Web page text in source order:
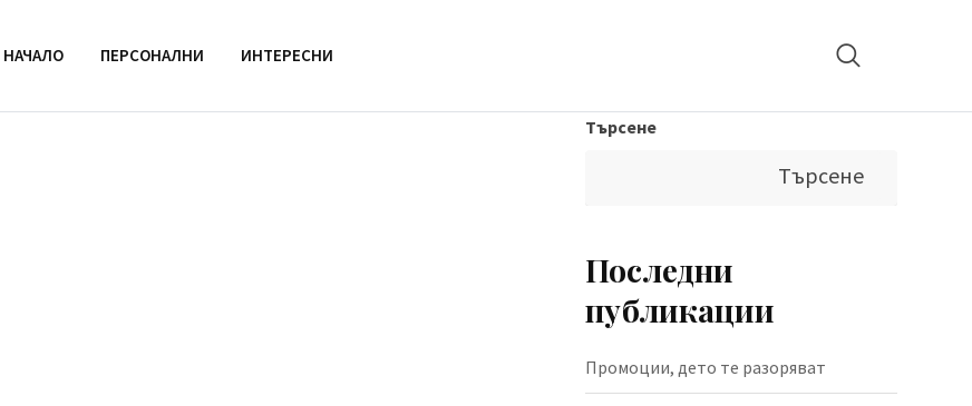
НАЧАЛО ПЕРСОНАЛНИ ИНТЕРЕСНИ
Търсене
Търсене
Последни
публикации
Промоции, дето те разоряват